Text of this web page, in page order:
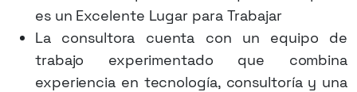
es un Excelente Lugar para Trabajar
La consultora cuenta con un equipo de
trabajo experimentado que combina
experiencia en tecnología, consultoría y una